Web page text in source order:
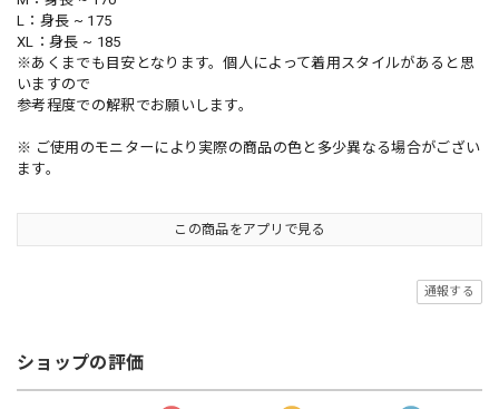
L：身長 ~ 175
XL：身長 ~ 185
※あくまでも目安となります。個人によって着用スタイルがあると思
いますので
参考程度での解釈でお願いします。
※ ご使用のモニターにより実際の商品の色と多少異なる場合がござい
ます。
この商品をアプリで見る
通報する
ショップの評価